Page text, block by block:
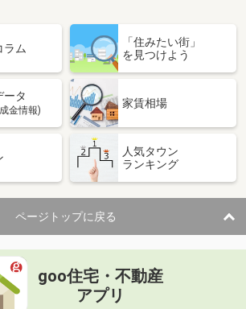
ラム
「住みたい街」
を見つけよう
ータ
金情報)
家賃相場
人気タウン
ランキング
ページトップに戻る
goo住宅・不動産
アプリ